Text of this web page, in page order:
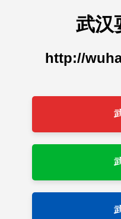
武汉
http://